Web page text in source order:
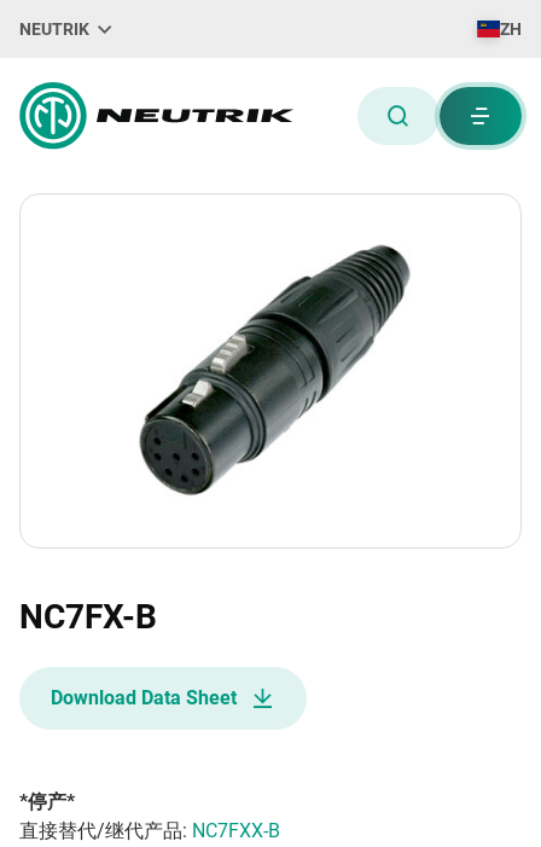
NEUTRIK ZH
NC7FX-B
Download Data Sheet
*停产*
直接替代/继代产品: NC7FXX-B